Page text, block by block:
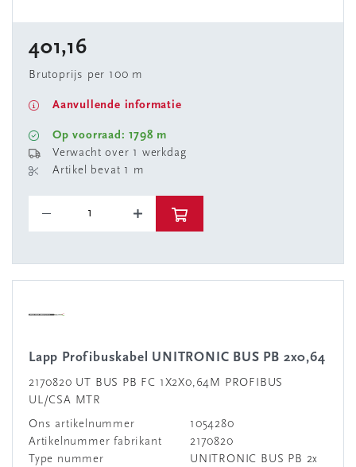
401,16
Brutoprijs per 100 m
Aanvullende informatie
Op voorraad: 1798 m
Verwacht over 1 werkdag
Artikel bevat 1 m
Lapp Profibuskabel UNITRONIC BUS PB 2x0,64
2170820 UT BUS PB FC 1X2X0,64M PROFIBUS
UL/CSA MTR
Ons artikelnummer
1054280
Artikelnummer fabrikant
2170820
Type nummer
UNITRONIC BUS PB 2x